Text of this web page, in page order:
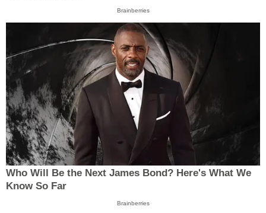
Brainberries
Who Will Be the Next James Bond? Here's What We
Know So Far
Brainberries